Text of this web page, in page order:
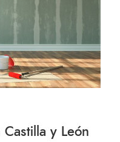
y León